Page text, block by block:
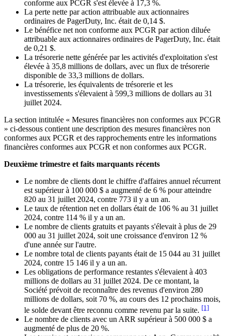
conforme aux PCGR s'est élevée à 17,3 %.
La perte nette par action attribuable aux actionnaires
ordinaires de PagerDuty, Inc. était de 0,14 $.
Le bénéfice net non conforme aux PCGR par action diluée
attribuable aux actionnaires ordinaires de PagerDuty, Inc. était
de 0,21 $.
La trésorerie nette générée par les activités d'exploitation s'est
élevée à 35,8 millions de dollars, avec un flux de trésorerie
disponible de 33,3 millions de dollars.
La trésorerie, les équivalents de trésorerie et les
investissements s'élevaient à 599,3 millions de dollars au 31
juillet 2024.
La section intitulée « Mesures financières non conformes aux PCGR
» ci-dessous contient une description des mesures financières non
conformes aux PCGR et des rapprochements entre les informations
financières conformes aux PCGR et non conformes aux PCGR.
Deuxième trimestre et faits marquants récents
Le nombre de clients dont le chiffre d'affaires annuel récurrent
est supérieur à 100 000 $ a augmenté de 6 % pour atteindre
820 au 31 juillet 2024, contre 773 il y a un an.
Le taux de rétention net en dollars était de 106 % au 31 juillet
2024, contre 114 % il y a un an.
Le nombre de clients gratuits et payants s'élevait à plus de 29
000 au 31 juillet 2024, soit une croissance d'environ 12 %
d'une année sur l'autre.
Le nombre total de clients payants était de 15 044 au 31 juillet
2024, contre 15 146 il y a un an.
Les obligations de performance restantes s'élevaient à 403
millions de dollars au 31 juillet 2024. De ce montant, la
Société prévoit de reconnaître des revenus d'environ 280
millions de dollars, soit 70 %, au cours des 12 prochains mois,
le solde devant être reconnu comme revenu par la suite. [1]
Le nombre de clients avec un ARR supérieur à 500 000 $ a
augmenté de plus de 20 %.